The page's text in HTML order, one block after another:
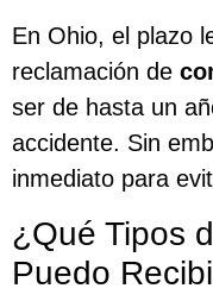
En Ohio, el plazo
reclamación de
ser de hasta un
accidente. Sin
inmediato para
¿Qué Tipos
Puedo